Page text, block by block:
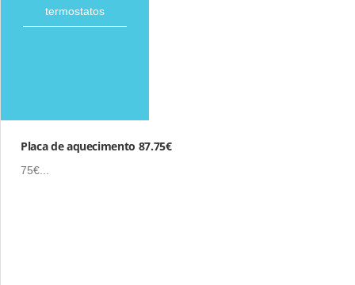
termostatos
Placa de aquecimento 87.75€
75€...